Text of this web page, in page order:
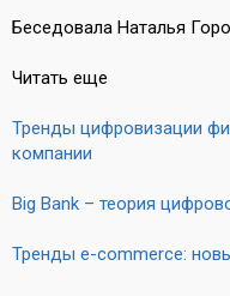
Беседовала Наталья
Читать еще
Тренды цифровизации
компании
Big Bank – теория
Тренды e-commerce: